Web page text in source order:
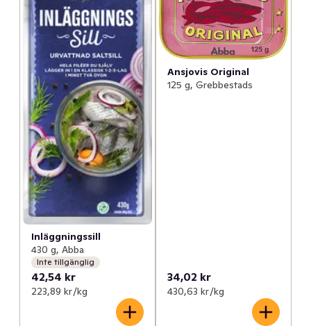
Inläggningssill
430 g, Abba
Inte tillgänglig
42,54 kr
223,89 kr /kg
Ansjovis Original
125 g, Grebbestads
34,02 kr
430,63 kr /kg